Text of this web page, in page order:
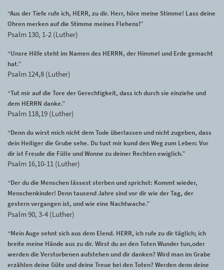
“Aus der Tiefe rufe ich, HERR, zu dir. Herr, höre meine Stimme! Lass deine
Ohren merken auf die Stimme meines Flehens!”
Psalm 130, 1-2 (Luther)
“Unsre Hilfe steht im Namen des HERRN, der Himmel und Erde gemacht
hat.”
Psalm 124,8 (Luther)
“Tut mir auf die Tore der Gerechtigkeit, dass ich durch sie einziehe und
dem HERRN danke.”
Psalm 118,19 (Luther)
“Denn du wirst mich nicht dem Tode überlassen und nicht zugeben, dass
dein Heiliger die Grube sehe. Du tust mir kund den Weg zum Leben: Vor
dir ist Freude die Fülle und Wonne zu deiner Rechten ewiglich.”
Psalm 16,10-11 (Luther)
“Der du die Menschen lässest sterben und sprichst: Kommt wieder,
Menschenkinder! Denn tausend Jahre sind vor dir wie der Tag, der
gestern vergangen ist, und wie eine Nachtwache.”
Psalm 90, 3-4 (Luther)
“Mein Auge sehnt sich aus dem Elend. HERR, ich rufe zu dir täglich; ich
breite meine Hände aus zu dir. Wirst du an den Toten Wunder tun,oder
werden die Verstorbenen aufstehen und dir danken? Wird man im Grabe
erzählen deine Güte und deine Treue bei den Toten? Werden denn deine